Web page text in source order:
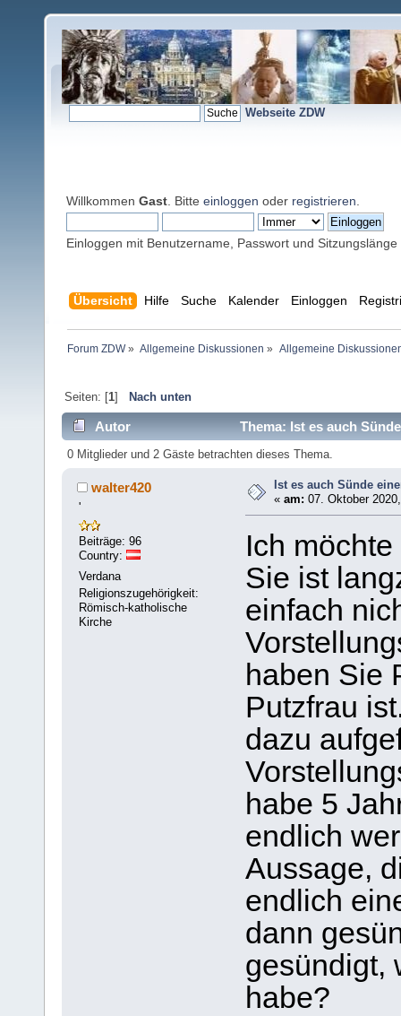
Webseite ZDW
Willkommen Gast . Bitte einloggen oder registrieren
Einloggen mit Benutzername, Passwort und Sitzungslänge
Übersicht Hilfe Suche Kalender Einloggen
Forum ZDW» Allgemeine Diskussionen » Allgemeine
Seiten: [1] Nach unten
Autor Thema: Ist es auch
0 Mitglieder und 2 Gäste betrachten dieses Thema.
walter420
'
Beiträge: 96
Country:
Verdana
Religionszugehörigkeit:
Römisch-katholische
Kirche
Ist es auch Sünde
«am: 07. Oktober
Ich
Sie ist
einfach
haben Sie
Putzfrau
dazu
habe 5
endlich
Aussage,
endlich
dann
gesündigt,
habe?